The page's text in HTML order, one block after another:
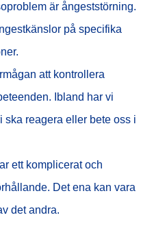
är ångeststörning.
på specifika
att kontrollera
Ibland har vi
ska reagera eller bete oss i
ett komplicerat och
Det ena kan vara
det andra.